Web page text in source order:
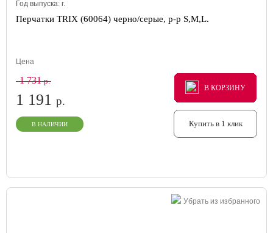
Год выпуска: г.
Перчатки TRIX (60064) черно/серые, р-р S,M,L.
Цена
1 731р.
1 191 р.
В НАЛИЧИИ
В КОРЗИНУ
В КОРЗИНУ
В КОРЗИНУ
Купить в 1 клик
Убрать из избранного